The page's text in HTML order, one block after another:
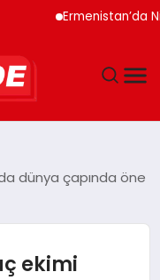
Ermenistan’da Nikol
dünya çapında öne
ekimi